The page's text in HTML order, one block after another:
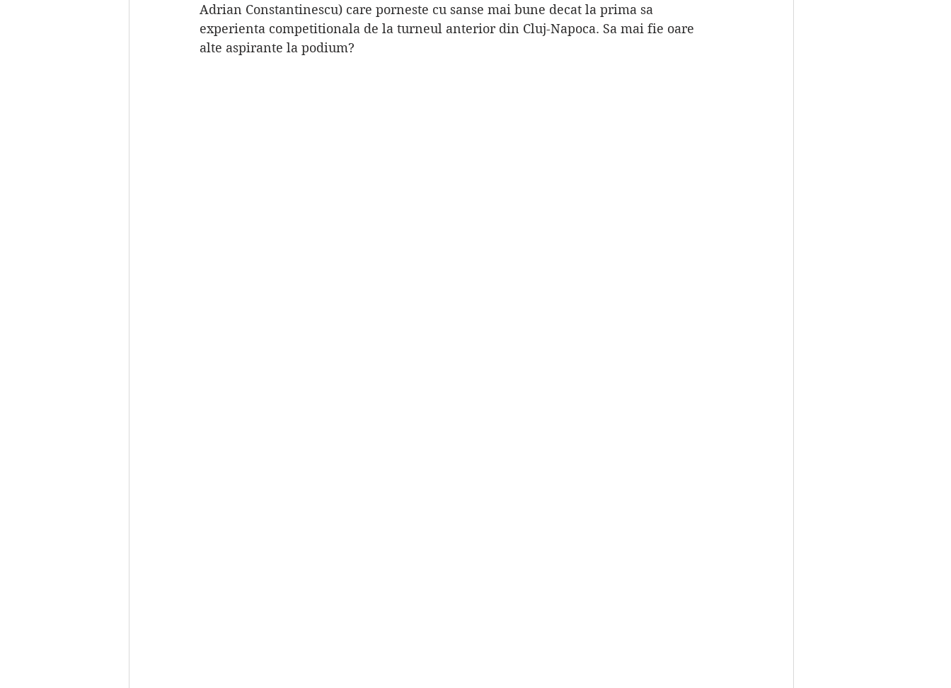
Adrian Constantinescu) care porneste cu sanse mai bune decat la prima sa
experienta competitionala de la turneul anterior din Cluj-Napoca. Sa mai fie oare
alte aspirante la podium?